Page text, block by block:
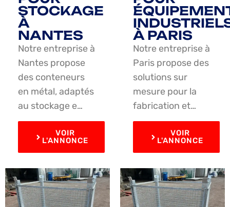
STOCKAGE
À
NANTES
Notre entreprise à
Nantes propose
des conteneurs
en métal, adaptés
au stockage e…
VOIR
L'ANNONCE
À PARIS
Notre entreprise à
Paris propose des
solutions sur
mesure pour la
fabrication et…
VOIR
L'ANNONCE